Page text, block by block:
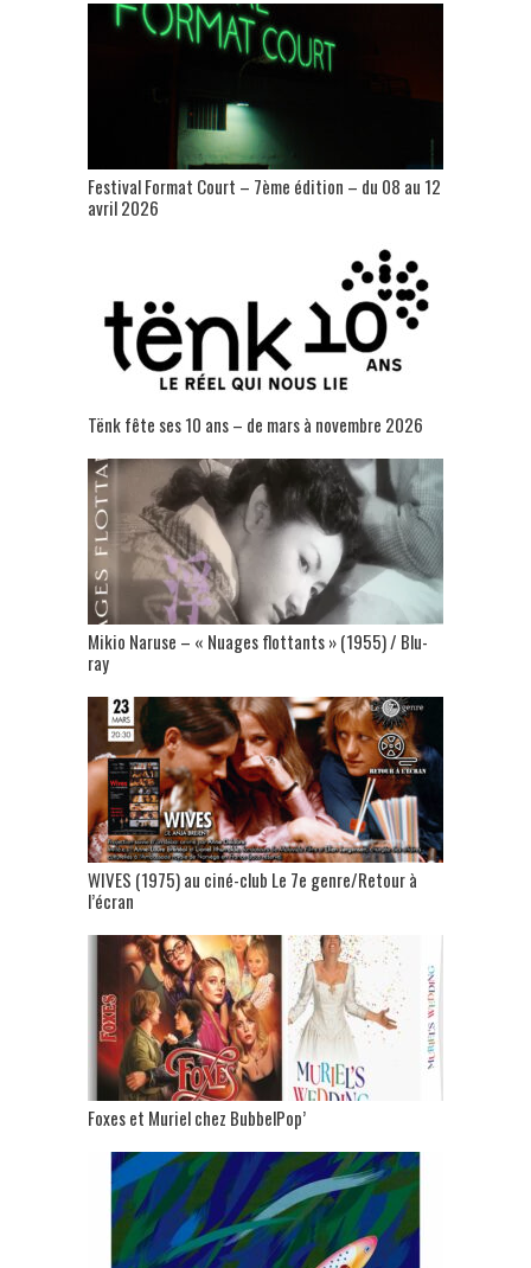
Festival Format Court – 7ème édition – du 08 au 12
avril 2026
Tënk fête ses 10 ans – de mars à novembre 2026
Mikio Naruse – « Nuages flottants » (1955) / Blu-
ray
WIVES (1975) au ciné-club Le 7e genre/Retour à
l’écran
Foxes et Muriel chez BubbelPop’